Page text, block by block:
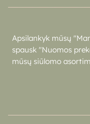
Apsilankyk mūsų
spausk "Nuomos
mūsų siūlomo